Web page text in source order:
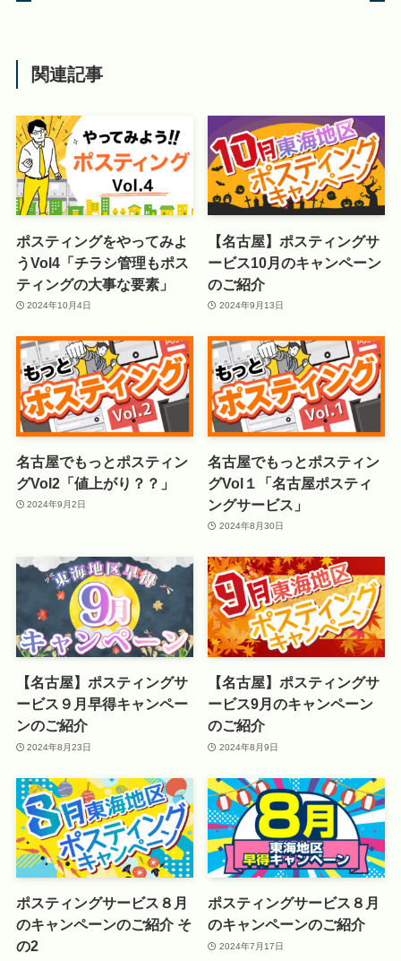
関連記事
ポスティングをやってみよ
うVol4「チラシ管理もポス
ティングの大事な要素」
2024年10月4日
【名古屋】ポスティングサ
ービス10月のキャンペーン
のご紹介
2024年9月13日
名古屋でもっとポスティン
グVol2「値上がり？？」
2024年9月2日
名古屋でもっとポスティン
グVol１「名古屋ポスティ
ングサービス」
2024年8月30日
【名古屋】ポスティングサ
ービス９月早得キャンペー
ンのご紹介
2024年8月23日
【名古屋】ポスティングサ
ービス9月のキャンペーン
のご紹介
2024年8月9日
ポスティングサービス８月
のキャンペーンのご紹介 そ
の2
ポスティングサービス８月
のキャンペーンのご紹介
2024年7月17日